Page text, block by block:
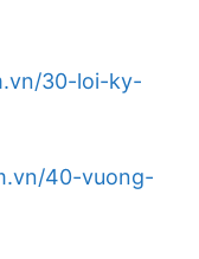
30-loi-ky-
40-vuong-